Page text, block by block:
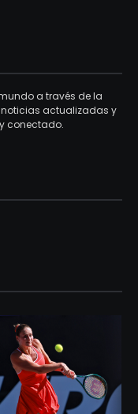
a través de la
noticias actualizadas y
conectado.